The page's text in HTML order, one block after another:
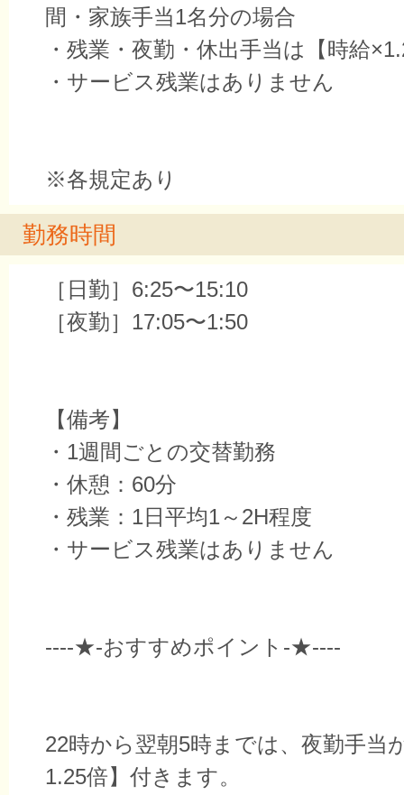
間・家族手当1名分の場合
・残業・夜勤・休出手当は【時給
・サービス残業はありません
※各規定あり
勤務時間
［日勤］6:25〜15:10
［夜勤］17:05〜1:50
【備考】
・1週間ごとの交替勤務
・休憩：60分
・残業：1日平均1～2H程度
・サービス残業はありません
----★-おすすめポイント-★----
22時から翌朝5時までは、夜勤手当
1.25倍】付きます。